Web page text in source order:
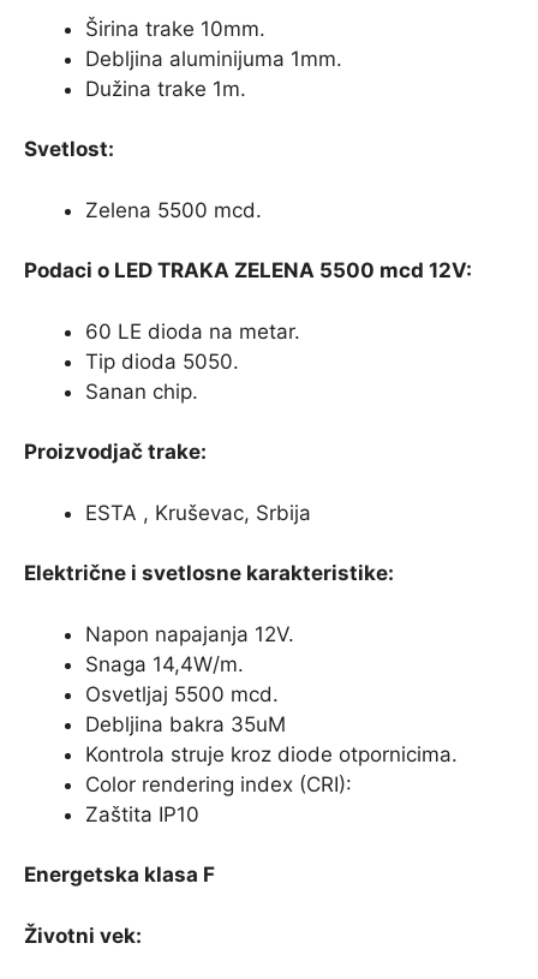
Širina trake 10mm.
Debljina aluminijuma 1mm.
Dužina trake 1m.
Svetlost:
Zelena 5500 mcd.
Podaci o LED TRAKA ZELENA 5500 mcd 12V:
60 LE dioda na metar.
Tip dioda 5050.
Sanan chip.
Proizvodjač trake:
ESTA , Kruševac, Srbija
Električne i svetlosne karakteristike:
Napon napajanja 12V.
Snaga 14,4W/m.
Osvetljaj 5500 mcd.
Debljina bakra 35uM
Kontrola struje kroz diode otpornicima.
Color rendering index (CRI):
Zaštita IP10
Energetska klasa F
Životni vek: